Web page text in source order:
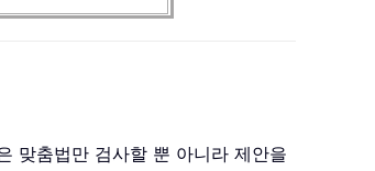
맞춤법만 검사할 뿐 아니라 제안을